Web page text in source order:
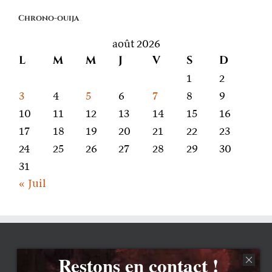
parle
Chrono-ouija
août 2026
L M M J V S D
1
2
3
4 5 6 7 8
9
10
11 12 13 14 15
16
17
18 19 20 21 22
23
24
25 26 27 28 29
30
31
« Juil
Restons en contact !